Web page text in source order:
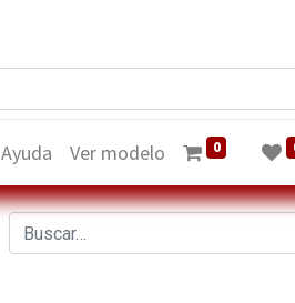
Ayuda Ver modelo 0